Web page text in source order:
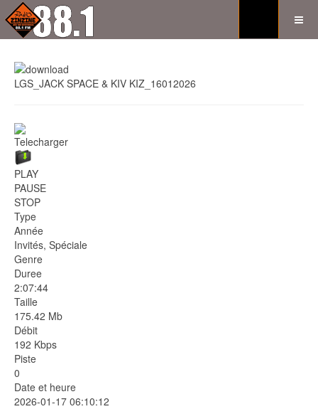
LGS_JACK SPACE & KIV KIZ_16012026
Telecharger
PLAY
PAUSE
STOP
Type
Année
Invités, Spéciale
Genre
Duree
2:07:44
Taille
175.42 Mb
Débit
192 Kbps
Piste
0
Date et heure
2026-01-17 06:10:12